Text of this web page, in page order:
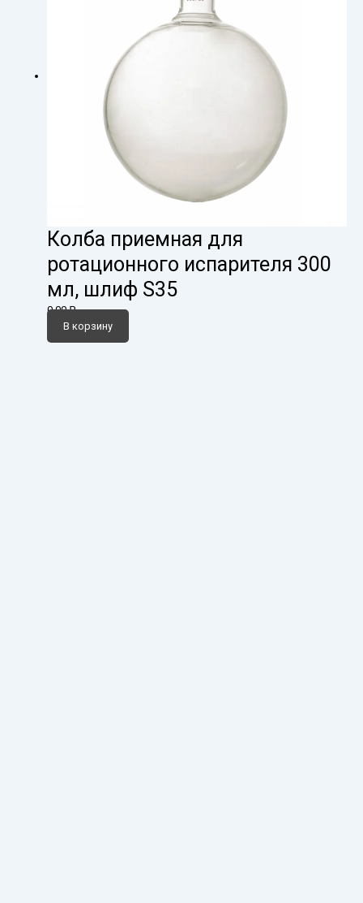
Колба приемная для
ротационного испарителя 300
мл, шлиф S35
0,00₽
В корзину